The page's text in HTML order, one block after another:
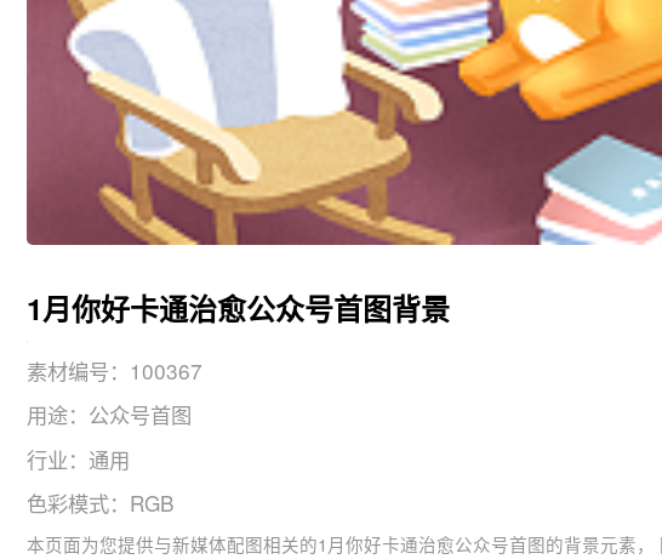
1月你好卡通治愈公众号首图背景
素材编号：100367
用途：公众号首图
行业：通用
色彩模式：RGB
本页面为您提供与新媒体配图相关的1月你好卡通治愈公众号首图的背景元素， 图片尺寸：900x383， 用途：公众号首图，版式：4，分辨率：72DPI，色彩模式：RGB, 图司机还为您精心推荐了